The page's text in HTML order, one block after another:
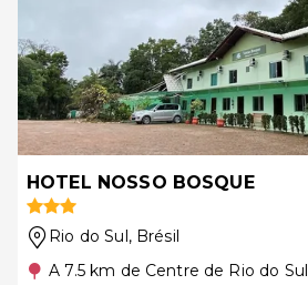
HOTEL NOSSO BOSQUE
Rio do Sul, Brésil
A 7.5 km de Centre de Rio do Sul